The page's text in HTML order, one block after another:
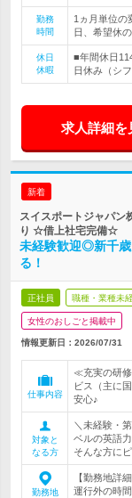
勤務
時間
1ヵ月単位の
日、希望休
休日
休暇
■年間休日
日休み（シ
求人詳細を
新着
スイスポートジャパ
り ☆借上社宅完備☆
未経験歓迎◎新千歳
る！
正社員 職種・業種未
女性のおしごと掲載中
情報更新日：2026/07/31
仕事内容
≪充実の研
ビス（主に
安心♪
対象と
なる方
＼未経験・
ベルの英語
そんな方にピ
勤務地
【勤務地詳
運行外の時